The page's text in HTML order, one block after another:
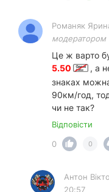
Романяк
модератором
Це ж варто
5.50
, а
знаках
90км/год,
чи не так?
Відповісти
0
0
Антон
20:57